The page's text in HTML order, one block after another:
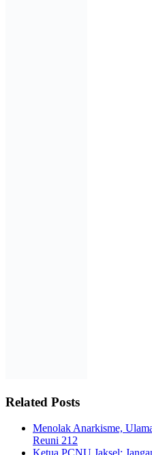
Related Posts
Menolak Anarkisme,
Reuni 212